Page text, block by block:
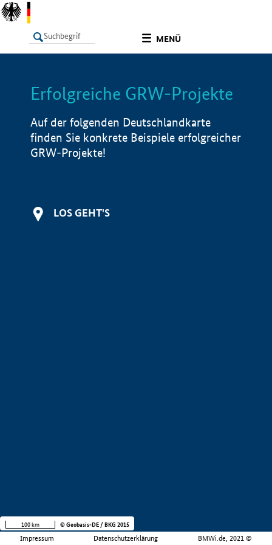
MENÜ
LISTE Info
Erfolgreiche GRW-Projekte
Auf der folgenden Deutschlandkarte
finden Sie konkrete Beispiele erfolgreicher
GRW-Projekte!
LOS GEHT'S
Impressum Datenschutzerklärung BMWi.de, 2021 ©
100 km © Geobasis-DE / BKG 2015